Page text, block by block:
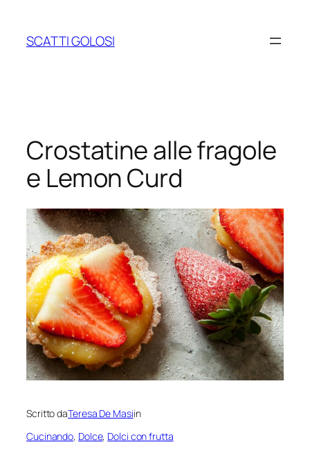
contenuto
SCATTI GOLOSI
Crostatine alle fragole
e Lemon Curd
Scritto daTeresa De Masiin
Cucinando, Dolce, Dolci con frutta